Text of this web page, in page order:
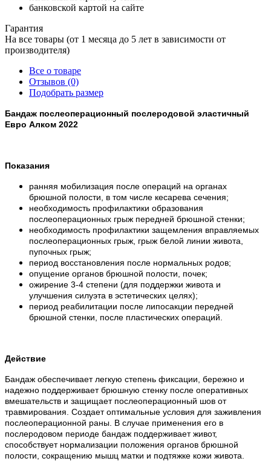
банковской картой на сайте
Гарантия
На все товары (от 1 месяца до 5 лет в зависимости от
производителя)
Все о товаре
Отзывов (0)
Подобрать размер
Бандаж послеоперационный послеродовой эластичный
Евро Алком 2022
Показания
ранняя мобилизация после операций на органах
брюшной полости, в том числе кесарева сечения;
необходимость профилактики образования
послеоперационных грыж передней брюшной стенки;
необходимость профилактики защемления вправляемых
послеоперационных грыж, грыж белой линии живота,
пупочных грыж;
период восстановления после нормальных родов;
опущение органов брюшной полости, почек;
ожирение 3-4 степени (для поддержки живота и
улучшения силуэта в эстетических целях);
период реабилитации после липосакции передней
брюшной стенки, после пластических операций.
Действие
Бандаж обеспечивает легкую степень фиксации, бережно и
надежно поддерживает брюшную стенку после оперативных
вмешательств и защищает послеоперационный шов от
травмирования. Создает оптимальные условия для заживления
послеоперационной раны. В случае применения его в
послеродовом периоде бандаж поддерживает живот,
способствует нормализации положения органов брюшной
полости, сокращению мышц матки и подтяжке кожи живота.